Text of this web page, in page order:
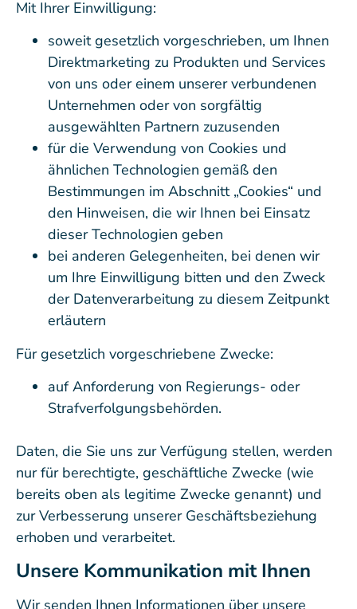
Mit Ihrer Einwilligung:
soweit gesetzlich vorgeschrieben, um Ihnen
Direktmarketing zu Produkten und Services
von uns oder einem unserer verbundenen
Unternehmen oder von sorgfältig
ausgewählten Partnern zuzusenden
für die Verwendung von Cookies und
ähnlichen Technologien gemäß den
Bestimmungen im Abschnitt „Cookies“ und
den Hinweisen, die wir Ihnen bei Einsatz
dieser Technologien geben
bei anderen Gelegenheiten, bei denen wir
um Ihre Einwilligung bitten und den Zweck
der Datenverarbeitung zu diesem Zeitpunkt
erläutern
Für gesetzlich vorgeschriebene Zwecke:
auf Anforderung von Regierungs- oder
Strafverfolgungsbehörden.
Daten, die Sie uns zur Verfügung stellen, werden
nur für berechtigte, geschäftliche Zwecke (wie
bereits oben als legitime Zwecke genannt) und
zur Verbesserung unserer Geschäftsbeziehung
erhoben und verarbeitet.
Unsere Kommunikation mit Ihnen